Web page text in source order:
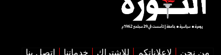
من نحن لإعلاناتكم للإشتراك خدماتنا اتصل بنا